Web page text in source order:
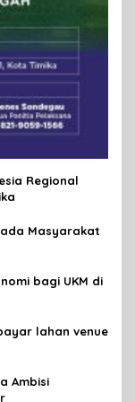
Regional
Masyarakat
bagi UKM di
lahan venue
Ambisi